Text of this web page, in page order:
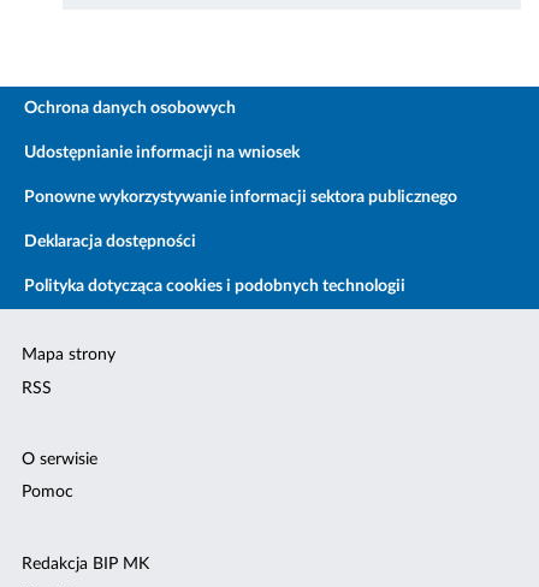
Ochrona danych osobowych
Udostępnianie informacji na wniosek
Ponowne wykorzystywanie informacji sektora publicznego
Deklaracja dostępności
Polityka dotycząca cookies i podobnych technologii
Mapa strony
RSS
O serwisie
Pomoc
Redakcja BIP MK